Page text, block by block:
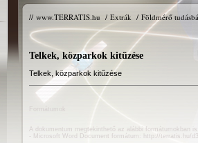
// www.TERRATIS.hu / Extrák / Földmérő
Telkek, közparkok kitűzése
Telkek, közparkok kitűzése
A dokumentum megtekinthető az alábbi formátumokban
- Microsoft Word Document formátum:
http://terratis.hu/